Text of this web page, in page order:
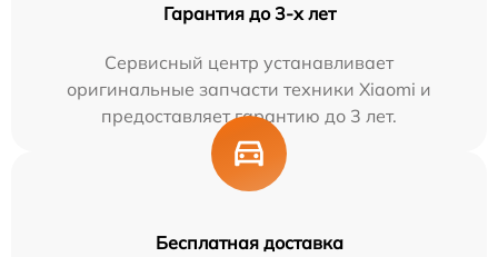
Гарантия до 3-х лет
Сервисный центр устанавливает
оригинальные запчасти техники Xiaomi и
предоставляет гарантию до 3 лет.
Бесплатная доставка